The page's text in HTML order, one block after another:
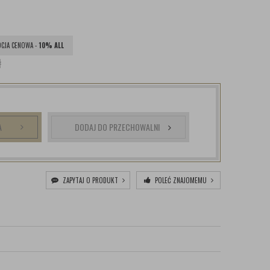
CENOWA -10% ALL
DODAJ DO PRZECHOWALNI
ZAPYTAJ O PRODUKT POLEĆ ZNAJOMEMU